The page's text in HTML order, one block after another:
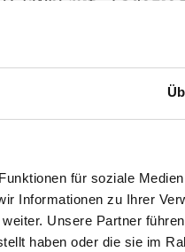
für soziale
Informationen zu Ihrer
Unsere Partner
haben oder die sie im
eines
Vermutlich eher
von 2,3
zwar